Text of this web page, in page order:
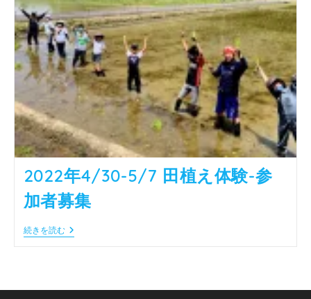
2022年4/30-5/7 田植え体験-参
加者募集
続きを読む2022
年